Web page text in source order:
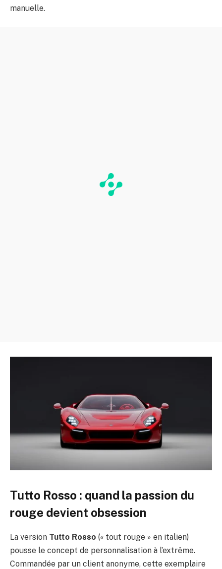
manuelle.
Tutto Rosso : quand la passion du
rouge devient obsession
La version Tutto Rosso (« tout rouge » en italien)
pousse le concept de personnalisation à l’extrême.
Commandée par un client anonyme, cette exemplaire